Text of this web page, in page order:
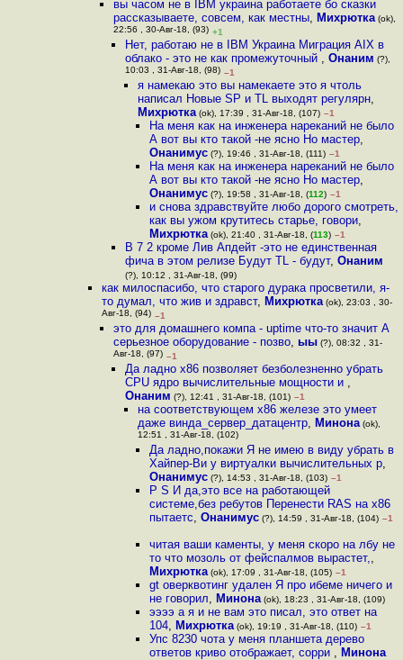
вы часом не в IBM украина работаете бо сказки
рассказываете, совсем, как местны, Михрютка(ok),
22:56 , 30-Авг-18, (93) +1
Нет, работаю не в IBM Украина Миграция AIX в
облако - это не как промежуточный ,Онаним (?),
10:03 , 31-Авг-18, (98) –1
я намекаю это вы намекаете это я чтоль
написал Новые SP и TL выходят регулярн,
Михрютка(ok), 17:39 , 31-Авг-18, (107) –1
На меня как на инженера нареканий не было
А вот вы кто такой -не ясно Но мастер,
Онанимус(?), 19:46 , 31-Авг-18, (111) –1
На меня как на инженера нареканий не было
А вот вы кто такой -не ясно Но мастер,
Онанимус(?), 19:58 , 31-Авг-18, (112) –1
и снова здравствуйте любо дорого смотреть,
как вы ужом крутитесь старье, говори,
Михрютка(ok), 21:40 , 31-Авг-18, (113) –1
В 7 2 кроме Лив Апдейт -это не единственная
фича в этом релизе Будут TL - будут,Онаним
(?), 10:12 , 31-Авг-18, (99)
как милоспасибо, что старого дурака просветили, я-
то думал, что жив и здравст, Михрютка(ok), 23:03 , 30-
Авг-18, (94) –1
это для домашнего компа - uptime что-то значит А
серьезное оборудование - позво, ыы(?), 08:32 , 31-
Авг-18, (97) –1
Да ладно x86 позволяет безболезненно убрать
CPU ядро вычислительные мощности и ,
Онаним (?), 12:41 , 31-Авг-18, (101) –1
на соответствующем х86 железе это умеет
даже винда_сервер_датацентр, Минона(ok),
12:51 , 31-Авг-18, (102)
Да ладно,покажи Я не имею в виду убрать в
Хайпер-Ви у виртуалки вычислительных р,
Онанимус(?), 14:53 , 31-Авг-18, (103) –1
P S И да,это все на работающей
системе,без ребутов Перенести RAS на х86
пытаетс, Онанимус(?), 14:59 , 31-Авг-18, (104) –1
читая ваши каменты, у меня скоро на лбу не
то что мозоль от фейспалмов вырастет,,
Михрютка(ok), 17:09 , 31-Авг-18, (105) –1
gt оверквотинг удален Я про ибеме ничего и
не говорил, Минона(ok), 18:23 , 31-Авг-18, (109)
ээээ а я и не вам это писал, это ответ на
104, Михрютка(ok), 19:19 , 31-Авг-18, (110) –1
Упс 8230 чота у меня планшета дерево
ответов криво отображает, сорри , Минона